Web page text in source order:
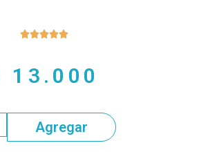

13.000
Agregar